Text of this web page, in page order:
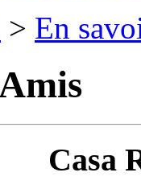
> En
Casa